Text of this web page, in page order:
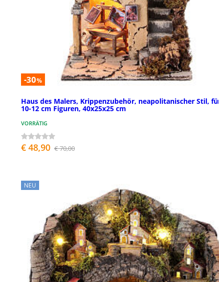
-30%
Haus des Malers, Krippenzubehör, neapolitanischer Stil,
10-12 cm Figuren, 40x25x25 cm
VORRÄTIG
€ 48,90 € 70,00
NEU